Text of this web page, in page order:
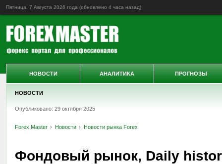
Пятница, 7 Августа 2026 года (обновлено 4 часа назад)
НОВОСТИ
Опубликовано: 29 октября 2025
Forex Master Новости Новости рынка Forex
Фондовый рынок, Daily
НОВОСТИ АНАЛИТИКА ПРОГНОЗЫ